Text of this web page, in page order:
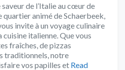
de l’Italie au cœur de
quartier animé de Schaerbeek,
invite à un voyage culinaire
cuisine italienne. Que vous
fraîches, de pizzas
traditionnels, notre
vos papilles et Read